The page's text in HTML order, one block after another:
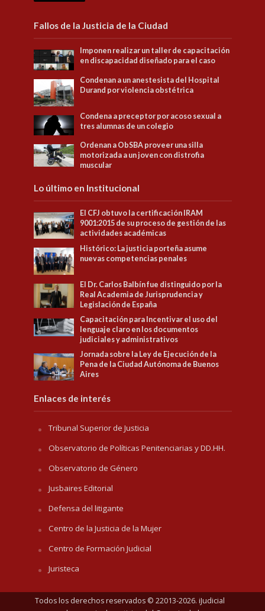
Fallos de la Justicia de la Ciudad
Imponen realizar un taller de capacitación
en discapacidad diseñado para el caso
Condenan a un anestesista del Hospital
Durand por violencia obstétrica
Condena a preceptor por acoso sexual a
tres alumnas de un colegio
Ordenan a ObSBA proveer una silla
motorizada a un joven con distrofia
muscular
Lo último en Institucional
El CFJ obtuvo la certificación IRAM
9001:2015 de su proceso de gestión de las
actividades académicas
Histórico: La justicia porteña asume
nuevas competencias penales
El Dr. Carlos Balbín fue distinguido por la
Real Academia de Jurisprudencia y
Legislación de España
Capacitación para Incentivar el uso del
lenguaje claro en los documentos
judiciales y administrativos
Jornada sobre la Ley de Ejecución de la
Pena de la Ciudad Autónoma de Buenos
Aires
Enlaces de interés
Tribunal Superior de Justicia
Observatorio de Políticas Penitenciarias y DD.HH.
Observatorio de Género
Jusbaires Editorial
Defensa del litigante
Centro de la Justicia de la Mujer
Centro de Formación Judicial
Juristeca
Todos los derechos reservados © 22013-2026. iJudicial